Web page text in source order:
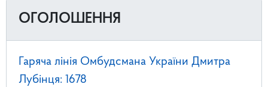
ОГОЛОШЕННЯ
Гаряча лінія Омбудсмана України Дмитра
Лубінця: 1678